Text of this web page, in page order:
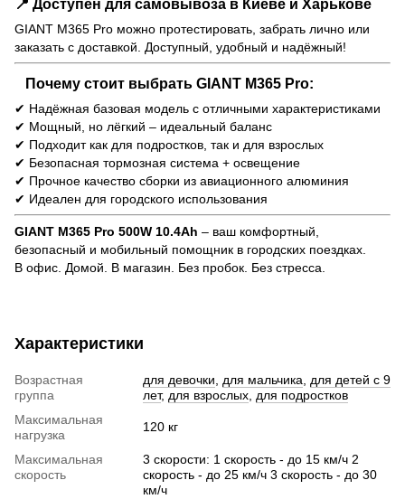
📍 Доступен для самовывоза в Киеве и Харькове
GIANT M365 Pro можно протестировать, забрать лично или
заказать с доставкой. Доступный, удобный и надёжный!
Почему стоит выбрать GIANT M365 Pro:
✔ Надёжная базовая модель с отличными характеристиками
✔ Мощный, но лёгкий – идеальный баланс
✔ Подходит как для подростков, так и для взрослых
✔ Безопасная тормозная система + освещение
✔ Прочное качество сборки из авиационного алюминия
✔ Идеален для городского использования
GIANT M365 Pro 500W 10.4Ah – ваш комфортный,
безопасный и мобильный помощник в городских поездках.
В офис. Домой. В магазин. Без пробок. Без стресса.
Характеристики
Возрастная
группа
для девочки, для мальчика, для детей с 9
лет, для взрослых, для подростков
Максимальная
нагрузка
120 кг
Максимальная
скорость
3 скорости: 1 скорость - до 15 км/ч 2
скорость - до 25 км/ч 3 скорость - до 30
км/ч